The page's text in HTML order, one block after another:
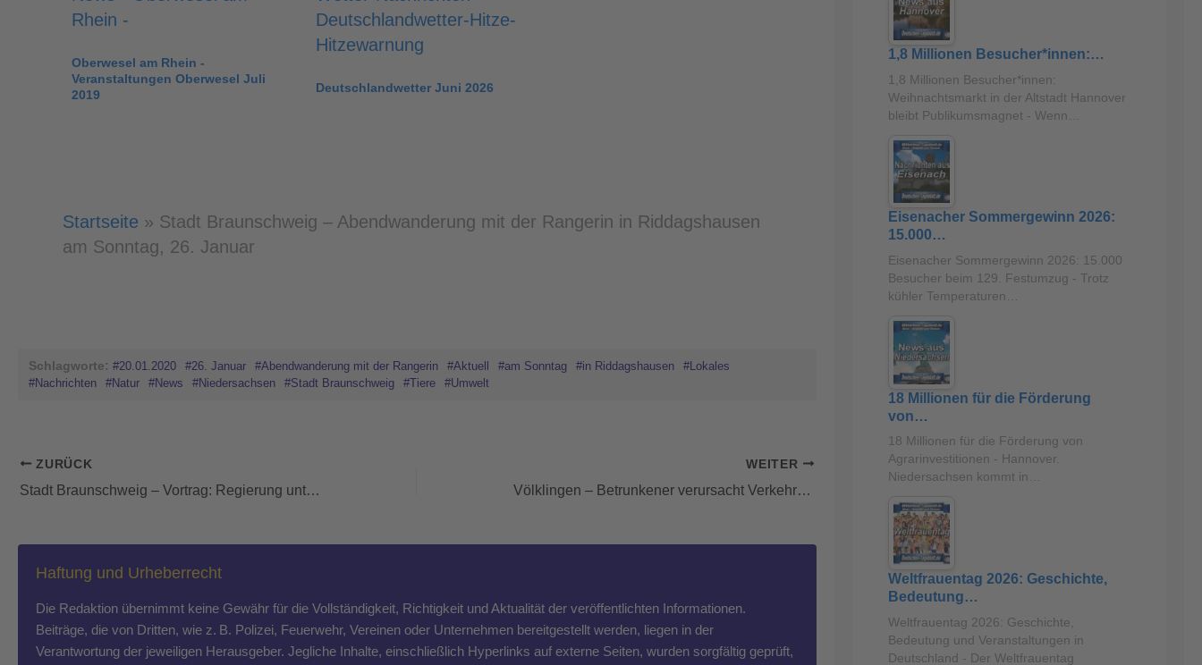
Oberwesel am Rhein -
Veranstaltungen Oberwesel Juli
2019
Deutschlandwetter Juni 2026
Startseite » Stadt Braunschweig – Abendwanderung mit der Rangerin in Riddagshausen
am Sonntag, 26. Januar
Schlagworte: #20.01.2020 #26. Januar #Abendwanderung mit der Rangerin #Aktuell #am Sonntag #in Riddagshausen
#Lokales
#Nachrichten
#Natur #News #Niedersachsen #Stadt Braunschweig #Tiere #Umwelt
ZURÜCK
Stadt Braunschweig – Vortrag: Regierung unter Herzog Karl II. und den Schlossbrand am Freitag, 24. Januar
WEITER
Völklingen – Betrunkener verursacht Verkehrsunfall auf der BAB 620 in Höhe der Anschlussstelle Völklingen und flüchtet
Haftung und Urheberrecht
Die Redaktion übernimmt keine Gewähr für die Vollständigkeit, Richtigkeit und Aktualität der veröffentlichten Informationen.
Beiträge, die von Dritten, wie z. B. Polizei, Feuerwehr, Vereinen oder Unternehmen bereitgestellt werden, liegen in der
Verantwortung der jeweiligen Herausgeber. Jegliche Inhalte, einschließlich Hyperlinks auf externe Seiten, wurden sorgfältig geprüft,
1,8 Millionen Besucher*innen:…
1,8 Millionen Besucher*innen:
Weihnachtsmarkt in der Altstadt Hannover
bleibt Publikumsmagnet - Wenn…
Eisenacher Sommergewinn 2026:
15.000…
Eisenacher Sommergewinn 2026: 15.000
Besucher beim 129. Festumzug - Trotz
kühler Temperaturen…
18 Millionen für die Förderung
von…
18 Millionen für die Förderung von
Agrarinvestitionen - Hannover.
Niedersachsen kommt in…
Weltfrauentag 2026: Geschichte,
Bedeutung…
Weltfrauentag 2026: Geschichte,
Bedeutung und Veranstaltungen in
Deutschland - Der Weltfrauentag